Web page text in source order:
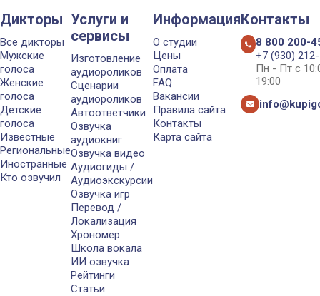
Дикторы
Все дикторы
Мужские
голоса
Женские
голоса
Детские
голоса
Известные
Региональные
Иностранные
Кто озвучил
Услуги и
сервисы
Изготовление
аудиороликов
Сценарии
аудиороликов
Автоответчики
Озвучка
аудиокниг
Озвучка видео
Аудиогиды /
Аудиоэкскурсии
Озвучка игр
Перевод /
Локализация
Хрономер
Школа вокала
ИИ озвучка
Рейтинги
Статьи
Информация
О студии
Цены
Оплата
FAQ
Вакансии
Правила сайта
Контакты
Карта сайта
Контакты
8 800 200-
+7 (930)
Пн - Пт с
19:00